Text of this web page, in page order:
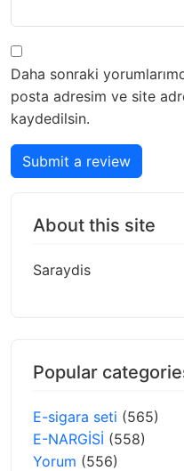
Daha sonraki
posta adresim ve site
kaydedilsin.
Submit a review
About this site
Saraydis
Popular
E-sigara seti (565)
E-NARGİSİ (558)
Yorum (556)